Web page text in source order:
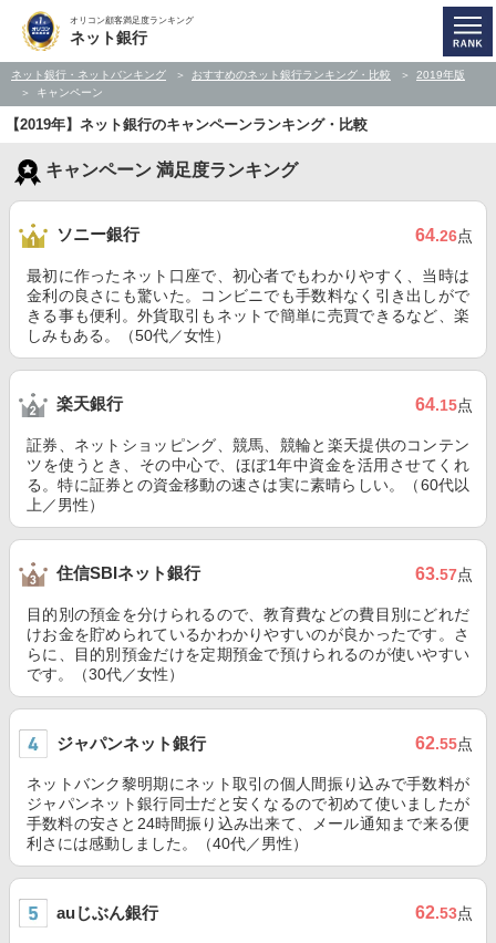
オリコン顧客満足度ランキング
ネット銀行
ネット銀行・ネットバンキング おすすめのネット銀行ランキング・比較
2019年版
キャンペーン
【2019年】ネット銀行のキャンペーンランキング・比較
キャンペーン 満足度ランキング
ソニー銀行 64.26点
最初に作ったネット口座で、初心者でもわかりやすく、当時は
金利の良さにも驚いた。コンビニでも手数料なく引き出しがで
きる事も便利。外貨取引もネットで簡単に売買できるなど、楽
しみもある。（50代／女性）
楽天銀行 64.15点
証券、ネットショッピング、競馬、競輪と楽天提供のコンテン
ツを使うとき、その中心で、ほぼ1年中資金を活用させてくれ
る。特に証券との資金移動の速さは実に素晴らしい。（60代以
上／男性）
住信SBIネット銀行 63.57点
目的別の預金を分けられるので、教育費などの費目別にどれだ
けお金を貯められているかわかりやすいのが良かったです。さ
らに、目的別預金だけを定期預金で預けられるのが使いやすい
です。（30代／女性）
ジャパンネット銀行 62.55点
ネットバンク黎明期にネット取引の個人間振り込みで手数料が
ジャパンネット銀行同士だと安くなるので初めて使いましたが
手数料の安さと24時間振り込み出来て、メール通知まで来る便
利さには感動しました。（40代／男性）
auじぶん銀行 62.53点